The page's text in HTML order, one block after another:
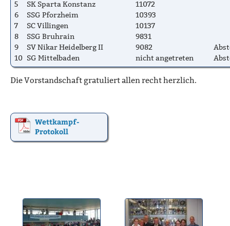
5
SK Sparta Konstanz
11072
6
SSG Pforzheim
10393
7
SC Villingen
10137
8
SSG Bruhrain
9831
9
SV Nikar Heidelberg II 9082
10 SG Mittelbaden nicht angetreten
Die Vorstandschaft gratuliert allen recht herzlich.
Wettkampf-
Protokoll